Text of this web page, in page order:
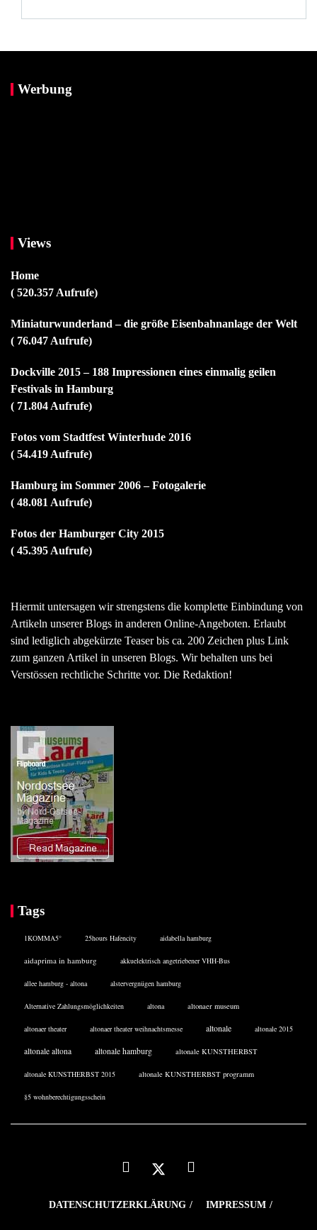
Werbung
Views
Home
( 520.357 Aufrufe)
Miniaturwunderland – die größe Eisenbahnanlage der Welt
( 76.047 Aufrufe)
Dockville 2015 – 188 Impressionen eines einmalig geilen
Festivals in Hamburg
( 71.804 Aufrufe)
Fotos vom Stadtfest Winterhude 2016
( 54.419 Aufrufe)
Hamburg im Sommer 2006 – Fotogalerie
( 48.081 Aufrufe)
Fotos der Hamburger City 2015
( 45.395 Aufrufe)
Hiermit untersagen wir strengstens die komplette Einbindung von
Artikeln unserer Blogs in anderen Online-Angeboten. Erlaubt
sind lediglich abgekürzte Teaser bis ca. 200 Zeichen plus Link
zum ganzen Artikel in unseren Blogs. Wir behalten uns bei
Verstössen rechtliche Schritte vor. Die Redaktion!
Tags
1KOMMA5° 25hours Hafencity aidabella hamburg
aidaprima in hamburg akkuelektrisch angetriebener VHH-Bus
allee hamburg - altona alstervergnügen hamburg
Alternative Zahlungsmöglichkeiten altona altonaer museum
altonaer theater altonaer theater weihnachtsmesse altonale altonale 2015
altonale altona altonale hamburg altonale KUNSTHERBST
altonale KUNSTHERBST 2015 altonale KUNSTHERBST programm
§5 wohnberechtigungsschein
DATENSCHUTZERKLÄRUNG IMPRESSUM